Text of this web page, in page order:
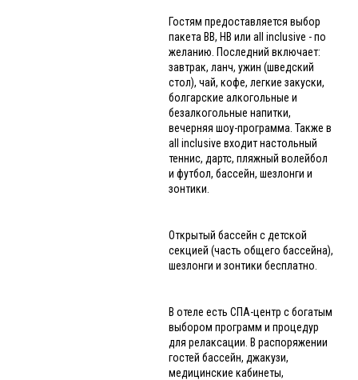
Гостям предоставляется выбор
пакета ВВ, НВ или all inclusive - по
желанию. Последний включает:
завтрак, ланч, ужин (шведский
стол), чай, кофе, легкие закуски,
болгарские алкогольные и
безалкогольные напитки,
вечерняя шоу-программа. Также в
all inclusive входит настольный
теннис, дартс, пляжный волейбол
и футбол, бассейн, шезлонги и
зонтики.
Открытый бассейн с детской
секцией (часть общего бассейна),
шезлонги и зонтики бесплатно.
В отеле есть СПА-центр с богатым
выбором программ и процедур
для релаксации. В распоряжении
гостей бассейн, джакузи,
медицинские кабинеты,